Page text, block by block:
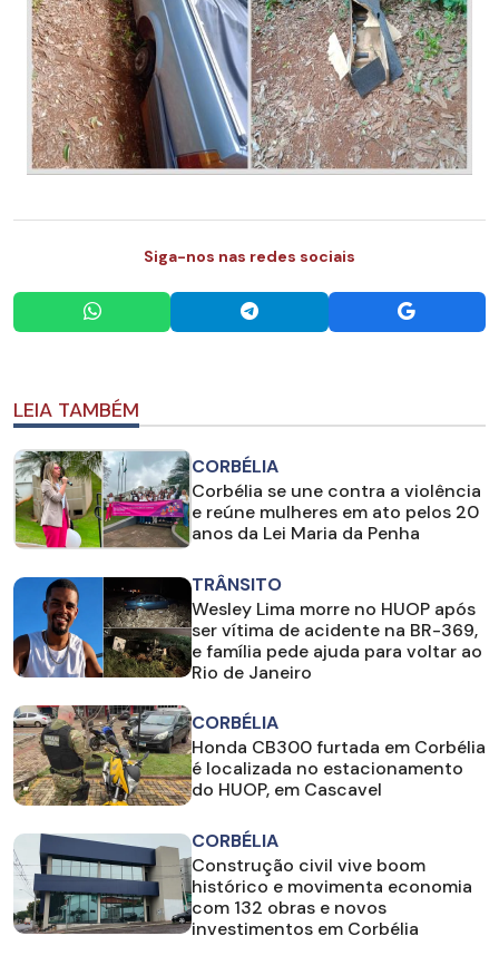
Siga-nos nas redes sociais
LEIA TAMBÉM
CORBÉLIA
Corbélia se une contra a violência
e reúne mulheres em ato pelos 20
anos da Lei Maria da Penha
TRÂNSITO
Wesley Lima morre no HUOP após
ser vítima de acidente na BR-369,
e família pede ajuda para voltar ao
Rio de Janeiro
CORBÉLIA
Honda CB300 furtada em Corbélia
é localizada no estacionamento
do HUOP, em Cascavel
CORBÉLIA
Construção civil vive boom
histórico e movimenta economia
com 132 obras e novos
investimentos em Corbélia